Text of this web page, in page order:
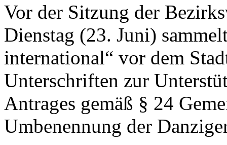
Vor der Sitzung der
Dienstag (23. Juni)
international“ vor dem
Unterschriften zur
Antrages gemäß § 24
Umbenennung der